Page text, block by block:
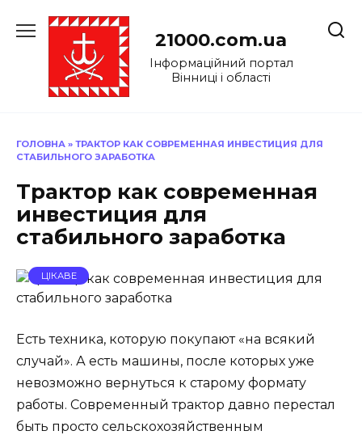
до
21000.com.ua
Інформаційний портал
Вінниці і області
ГОЛОВНА » ТРАКТОР КАК СОВРЕМЕННАЯ ИНВЕСТИЦИЯ ДЛЯ
СТАБИЛЬНОГО ЗАРАБОТКА
Трактор как современная
инвестиция для
стабильного заработка
ЦІКАВЕ
Есть техника, которую покупают «на всякий
случай». А есть машины, после которых уже
невозможно вернуться к старому формату
работы. Современный трактор давно перестал
быть просто сельскохозяйственным